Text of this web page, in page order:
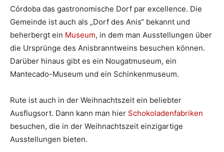
Córdoba das gastronomische Dorf par excellence. Die
Gemeinde ist auch als „Dorf des Anis“ bekannt und
beherbergt ein Museum, in dem man Ausstellungen über
die Ursprünge des Anisbranntweins besuchen können.
Darüber hinaus gibt es ein Nougatmuseum, ein
Mantecado-Museum und ein Schinkenmuseum.
Rute ist auch in der Weihnachtszeit ein beliebter
Ausflugsort. Dann kann man hier Schokoladenfabriken
besuchen, die in der Weihnachtszeit einzigartige
Ausstellungen bieten.